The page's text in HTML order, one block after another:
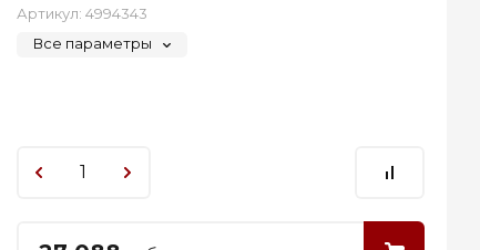
Артикул: 4994343
Все параметры